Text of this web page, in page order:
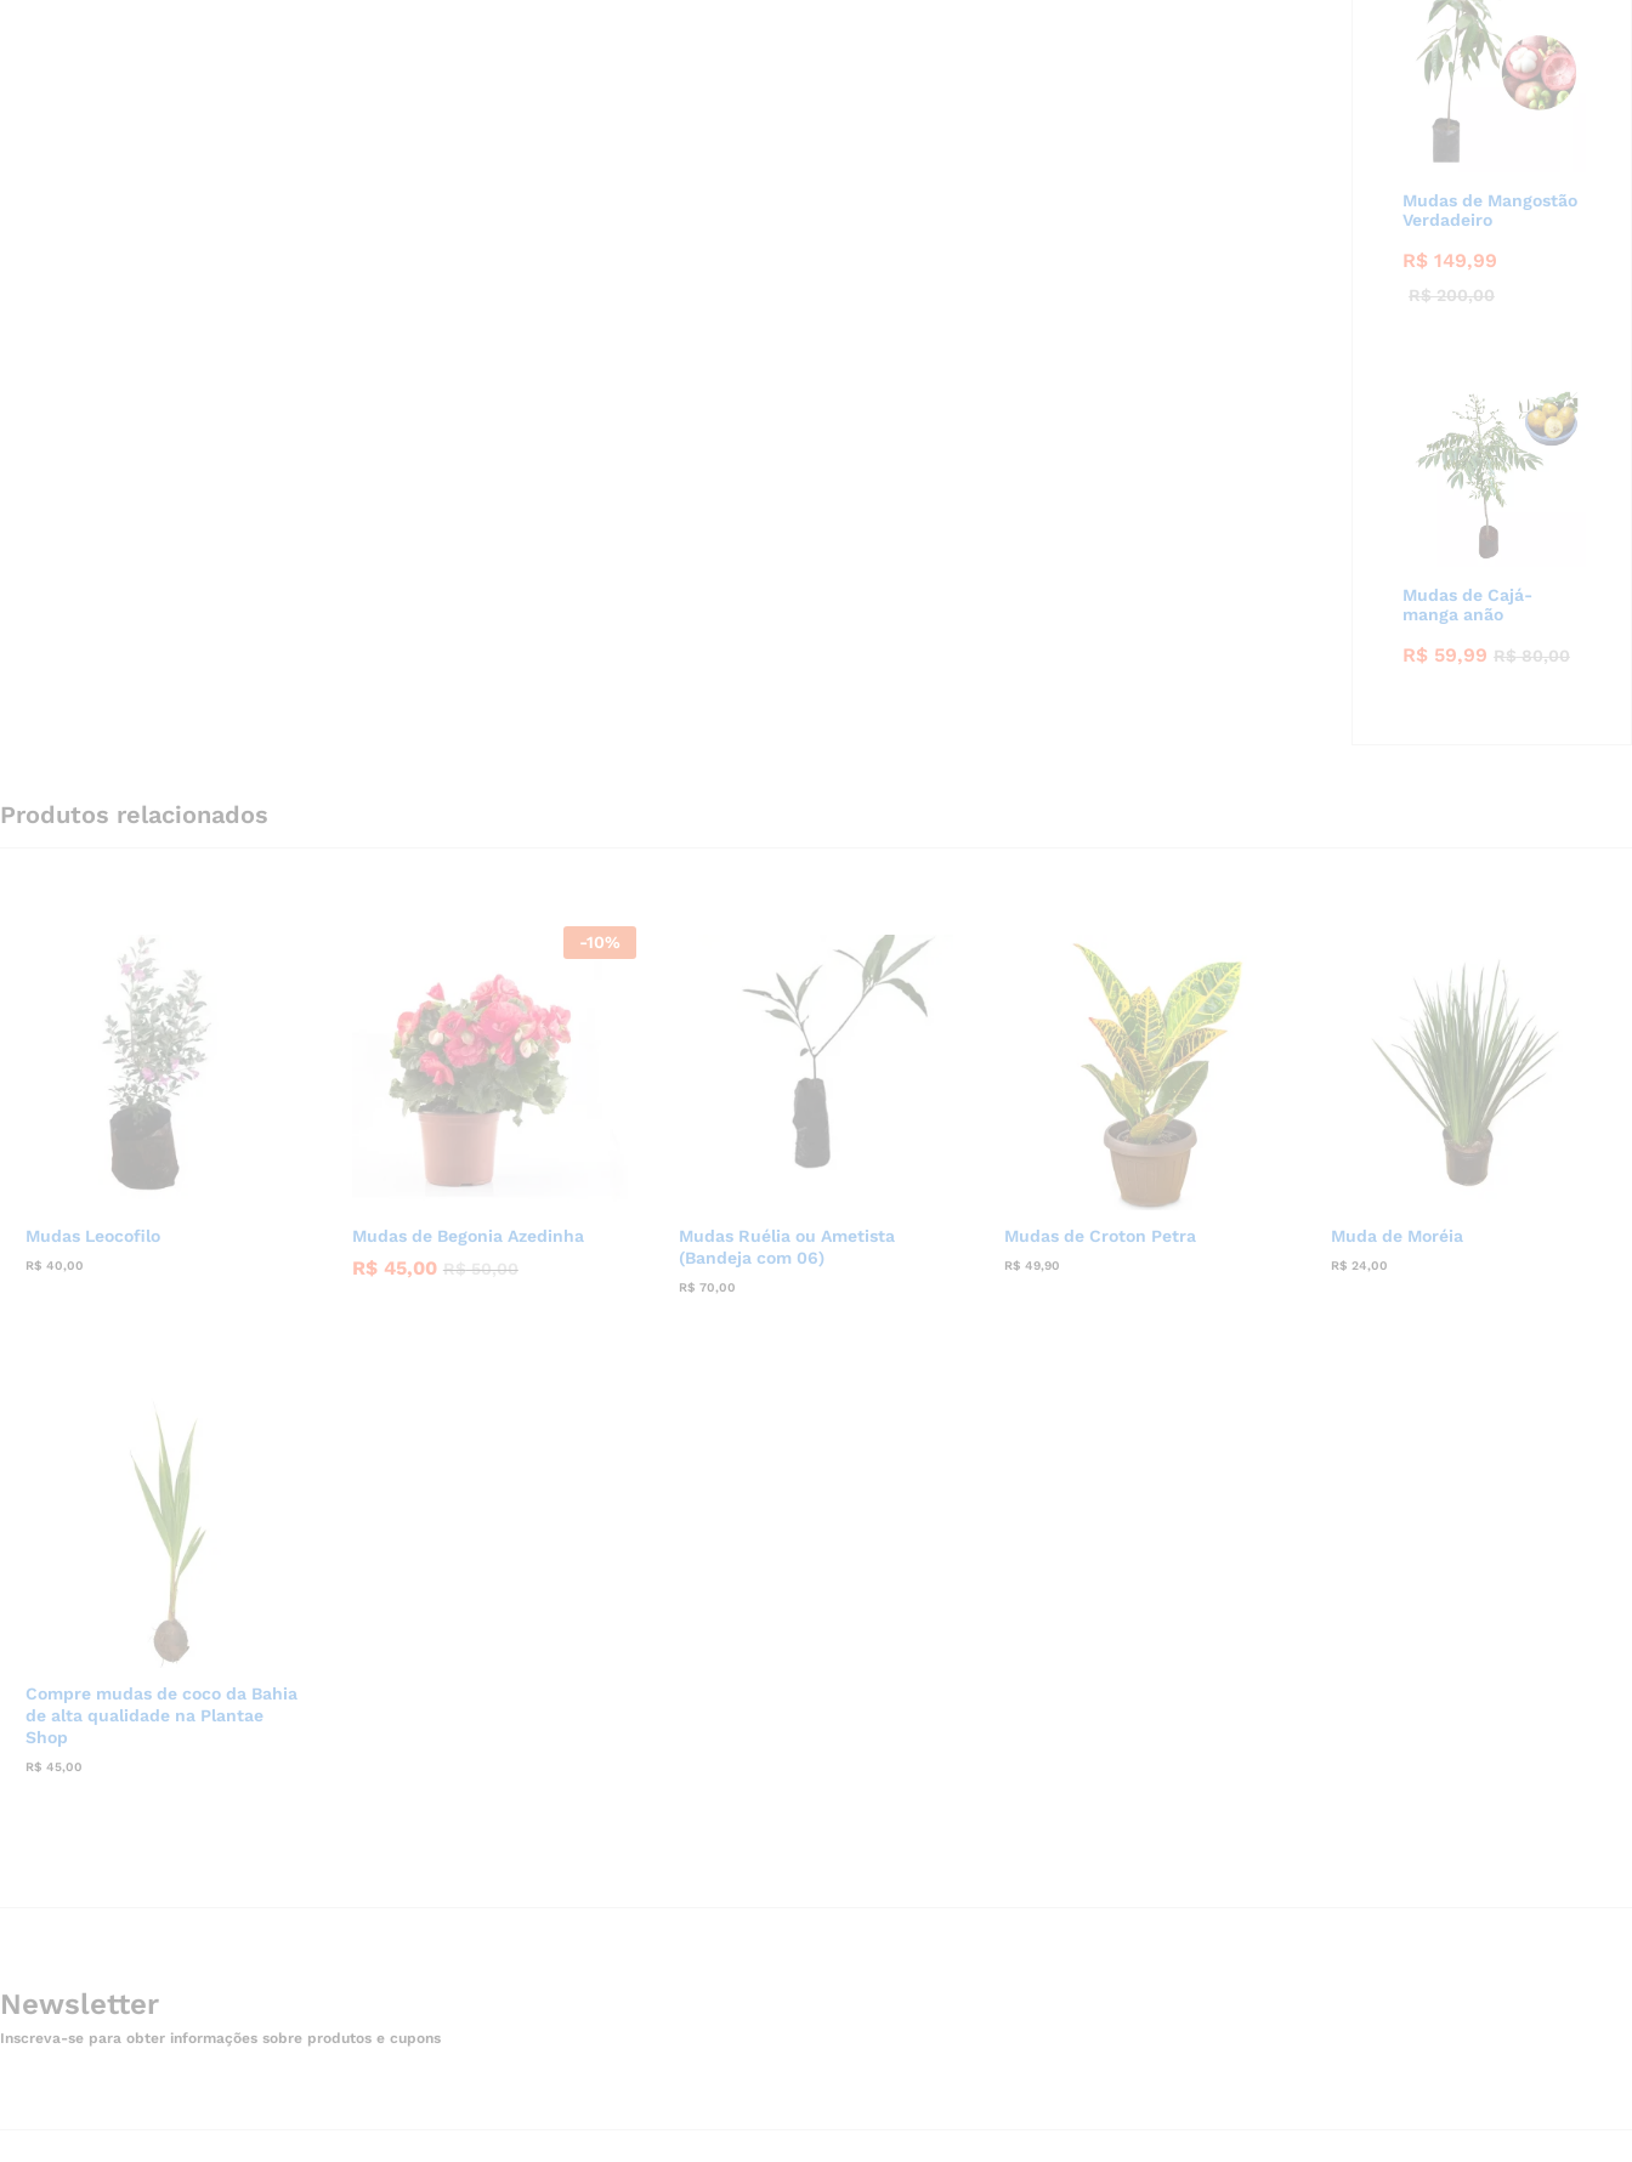
Mudas de Mangostão
Verdadeiro
R$ 149,99
R$200,00
Mudas de Cajá-
manga anão
R$ 59,99 R$80,00
Produtos relacionados
Mudas Leocofilo
R$ 40,00
-10%
Mudas de Begonia Azedinha
R$45,00 R$50,00
Mudas Ruélia ou Ametista
(Bandeja com 06)
R$ 70,00
Mudas de Croton Petra
R$ 49,90
Muda de Moréia
R$ 24,00
Compre mudas de coco da Bahia
de alta qualidade na Plantae
Shop
R$ 45,00
Newsletter
Inscreva-se para obter informações sobre produtos e cupons